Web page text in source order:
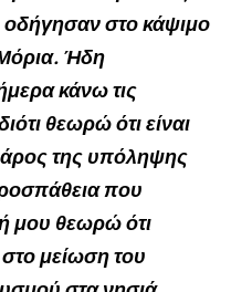
οδήγησαν στο κάψιμο
Ήδη
κάνω τις
θεωρώ ότι είναι
της υπόληψης
που
μου θεωρώ ότι
μείωση του